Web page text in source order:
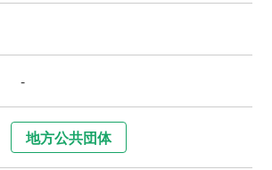
-
地方公共団体